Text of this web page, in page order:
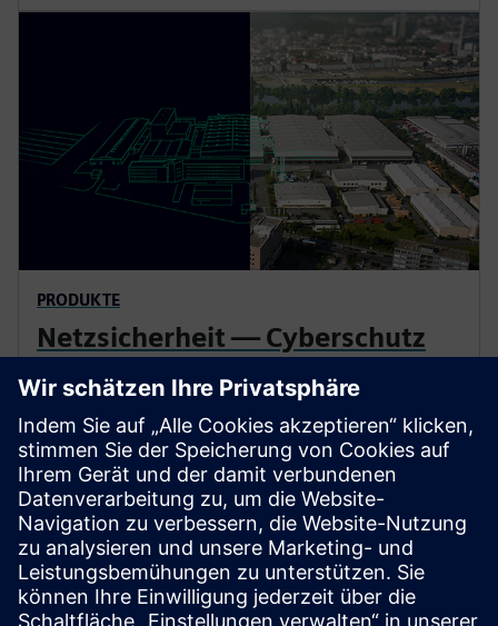
PRODUKTE
Netzsicherheit — Cyberschutz
für Umspannwerke
Cybersecurity ist ein hochsensibler Bereich, der einen
vertrauenswürdigen Partner erfordert. Siemens ist mit
seinem Portfolio für Schaltanlagenautomatisierung
und -schutz das erste Unternehmen der Welt, das eine
Zertifizierung mit dem höchstmöglichen ML 4 erhalten
hat.